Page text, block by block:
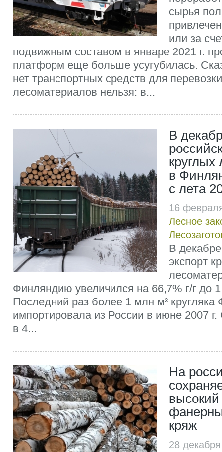
сырья
или за
подвижным составом в январе 2021 г.
платформ еще больше усугубилась.
нет транспортных средств для
лесоматериалов нельзя: в...
В
круглых
в
с лета
16
Лесное
В декабре
экспорт
Финляндию увеличился на 66,7% г/г до
Последний раз более 1 млн м³ кругляка
импортировала из России в июне 2007 г.
в 4...
На
высокий
кряж
28